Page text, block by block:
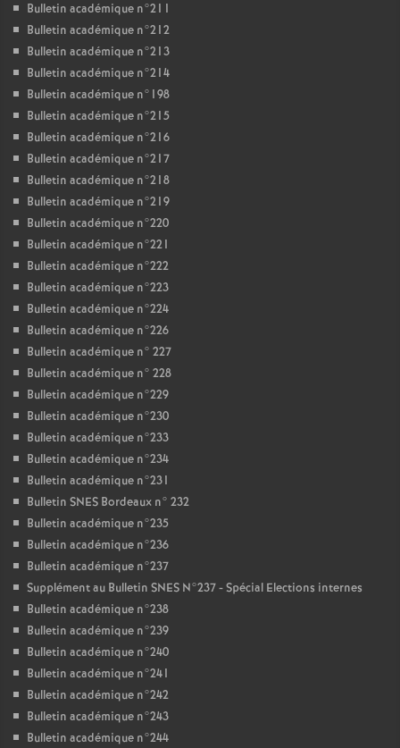
Bulletin académique n°211
Bulletin académique n°212
Bulletin académique n°213
Bulletin académique n°214
Bulletin académique n°198
Bulletin académique n°215
Bulletin académique n°216
Bulletin académique n°217
Bulletin académique n°218
Bulletin académique n°219
Bulletin académique n°220
Bulletin académique n°221
Bulletin académique n°222
Bulletin académique n°223
Bulletin académique n°224
Bulletin académique n°226
Bulletin académique n° 227
Bulletin académique n° 228
Bulletin académique n°229
Bulletin académique n°230
Bulletin académique n°233
Bulletin académique n°234
Bulletin académique n°231
Bulletin SNES Bordeaux n° 232
Bulletin académique n°235
Bulletin académique n°236
Bulletin académique n°237
Supplément au Bulletin SNES N°237 - Spécial Elections internes
Bulletin académique n°238
Bulletin académique n°239
Bulletin académique n°240
Bulletin académique n°241
Bulletin académique n°242
Bulletin académique n°243
Bulletin académique n°244